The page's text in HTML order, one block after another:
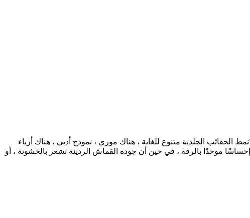
الجلدية متنوع للغاية ، هناك موري ، نموذج أدبي ، هناك أزياء
موحدًا بالرقة ، في حين أن جودة القماش الرديئة تشعر بالخشونة ، أو